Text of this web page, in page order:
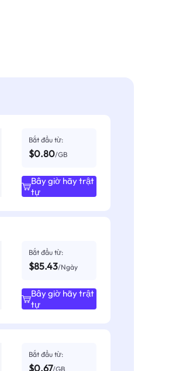
Bắt đầu từ:
$0.80/GB
Bây giờ hãy trật
tự
Bắt đầu từ:
$85.43/Ngày
Bây giờ hãy trật
tự
Bắt đầu từ:
$0.67/GB